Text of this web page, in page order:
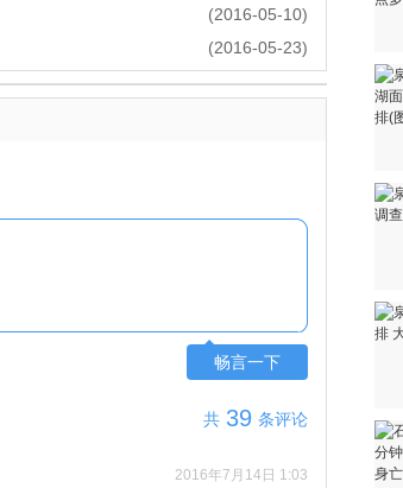
(2016-05-10)
(2016-05-23)
畅言一下
共 39 条评论
2016年7月14日 1:03